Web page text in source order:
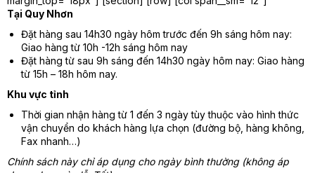
Tại Quy Nhơn
Đặt hàng sau 14h30 ngày hôm trước đến 9h sáng hôm nay:
Giao hàng từ 10h -12h sáng hôm nay
Đặt hàng từ sau 9h sáng đến 14h30 ngày hôm nay: Giao hàng
từ 15h – 18h hôm nay.
Khu vực tỉnh
Thời gian nhận hàng từ 1 đến 3 ngày tùy thuộc vào hình thức
vận chuyển do khách hàng lựa chọn (đường bộ, hàng không,
Fax nhanh…)
Chính sách này chỉ áp dụng cho ngày bình thường (không áp